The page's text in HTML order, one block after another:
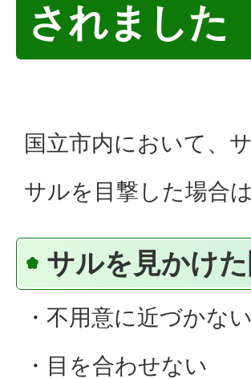
されました
国立市内において、
サルを目撃した場合
サルを見かけ
・不用意に近づかない
・目を合わせない